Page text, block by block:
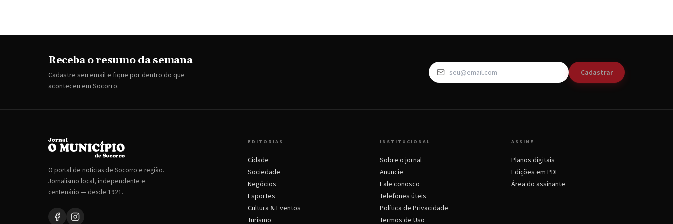
Receba o resumo da semana
Cadastre seu email e fique por dentro do que
aconteceu em Socorro.
Cadastrar
O portal de notícias de Socorro e região.
Jornalismo local, independente e
centenário — desde 1921.
EDITORIAS
Cidade
Sociedade
Negócios
Esportes
Cultura & Eventos
Turismo
INSTITUCIONAL
Sobre o jornal
Anuncie
Fale conosco
Telefones úteis
Política de Privacidade
Termos de Uso
ASSINE
Planos digitais
Edições em PDF
Área do assinante